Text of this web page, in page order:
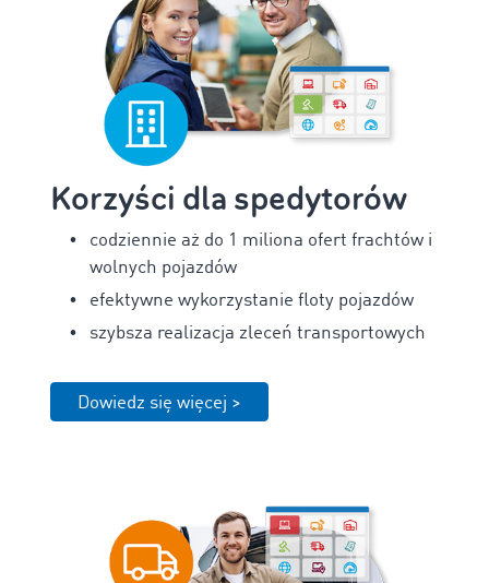
Korzyści dla spedytorów
codziennie aż do 1 miliona ofert frachtów i
wolnych pojazdów
efektywne wykorzystanie floty pojazdów
szybsza realizacja zleceń transportowych
Dowiedz się więcej >